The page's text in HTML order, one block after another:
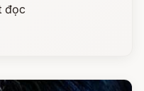
đọc